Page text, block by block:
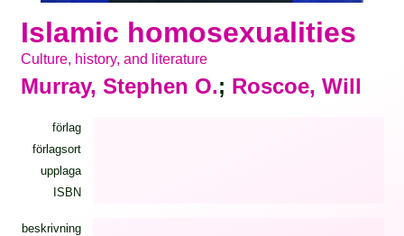
Islamic homosexualities
Culture, history, and literature
Murray, Stephen O.; Roscoe, Will
förlag
förlagsort
upplaga
ISBN
beskrivning